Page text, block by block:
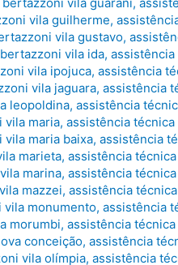
vila guilherme,
vila gustavo,
vila ida,
vila ipojuca, assistência
vila jaguara, assistência
leopoldina, assistência
vila maria, assistência técnica
maria baixa, assistência
marieta, assistência
marina, assistência
mazzei, assistência
vila monumento, assistência
morumbi, assistência
conceição, assistência
vila olímpia, assistência